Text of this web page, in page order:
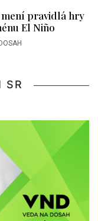
mení pravidlá hry
El Niño
SR